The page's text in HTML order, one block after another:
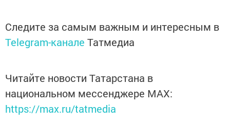
Следите за самым важным и интересным в
Telegram-канале Татмедиа
Читайте новости Татарстана в
национальном мессенджере MАХ:
https://max.ru/tatmedia